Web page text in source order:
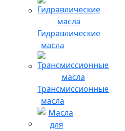
Гидравлические
масла
Трансмиссионные
масла